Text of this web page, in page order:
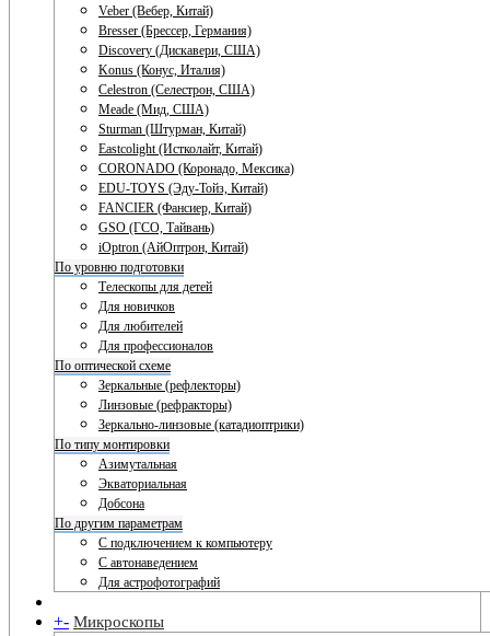
Veber (Вебер, Китай)
Bresser (Брессер, Германия)
Discovery (Дискавери, США)
Konus (Конус, Италия)
Celestron (Селестрон, США)
Meade (Мид, США)
Sturman (Штурман, Китай)
Eastcolight (Истколайт, Китай)
CORONADO (Коронадо, Мексика)
EDU-TOYS (Эду-Тойз, Китай)
FANCIER (Фансиер, Китай)
GSO (ГСО, Тайвань)
iOptron (АйОптрон, Китай)
По уровню подготовки
Телескопы для детей
Для новичков
Для любителей
Для профессионалов
По оптической схеме
Зеркальные (рефлекторы)
Линзовые (рефракторы)
Зеркально-линзовые (катадиоптрики)
По типу монтировки
Азимутальная
Экваториальная
Добсона
По другим параметрам
С подключением к компьютеру
С автонаведением
Для астрофотографий
+- Микроскопы